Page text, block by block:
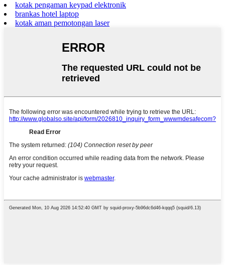
kotak pengaman keypad elektronik
brankas hotel laptop
kotak aman pemotongan laser